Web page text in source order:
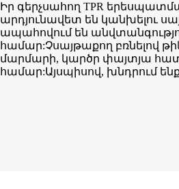
Իր գերչսահող TPR
արդյունավետ են կանխելու
ապահովում են
համար:Չսայթաքող բռնելով
մարմարի, կարծր փայտյա
համար:Այսպիսով, խնդրում